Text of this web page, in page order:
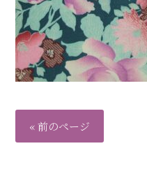
« 前のページ